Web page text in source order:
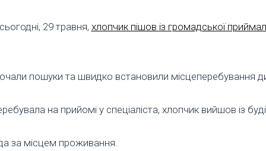
29 травня, хлопчик пішов із громадської
пошуки та швидко встановили місцеперебування
на прийомі у спеціаліста, хлопчик вийшов із
за місцем проживання.